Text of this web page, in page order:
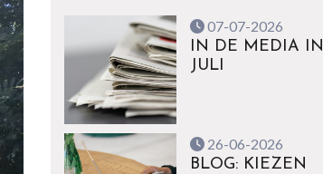
07-07-2026
IN DE MEDIA IN
JULI
26-06-2026
BLOG: KIEZEN